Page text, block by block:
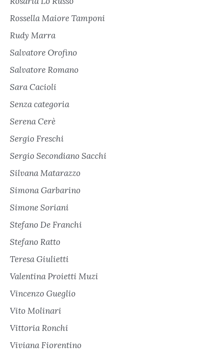
Rossella Maiore Tamponi
Rudy Marra
Salvatore Orofino
Salvatore Romano
Sara Cacioli
Senza categoria
Serena Cerè
Sergio Freschi
Sergio Secondiano Sacchi
Silvana Matarazzo
Simona Garbarino
Simone Soriani
Stefano De Franchi
Stefano Ratto
Teresa Giulietti
Valentina Proietti Muzi
Vincenzo Gueglio
Vito Molinari
Vittoria Ronchi
Viviana Fiorentino